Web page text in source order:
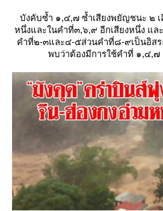
บังคับซ้ำ ๑,๔,๗ ซ้ำเสียงพยัญชนะ ๒ เ
หนึ่งและในคำที่๓,๖,๙ อีกเสียงหนึ่ง แล
คำที่๒-๓และ๔-๕ส่วนคำที่๘-๙เป็นอิส
พบว่าต้องมีการใช้คำที่ ๑,๔,๗